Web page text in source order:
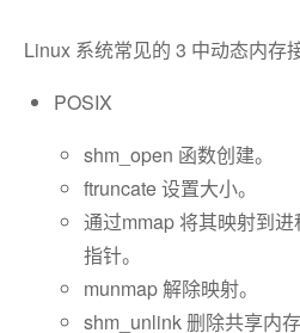
Linux 系统常见的 3 中动态内存接
POSIX
shm_open 函数创建。
ftruncate 设置大小。
通过mmap 将其映射到
指针。
munmap 解除映射。
shm_unlink 删除共享内存